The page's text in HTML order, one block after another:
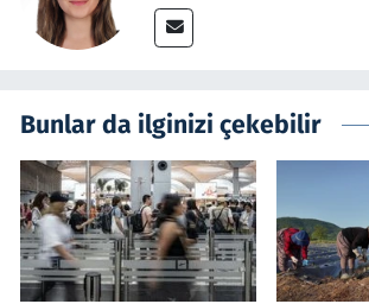
Bunlar da ilginizi çekebilir